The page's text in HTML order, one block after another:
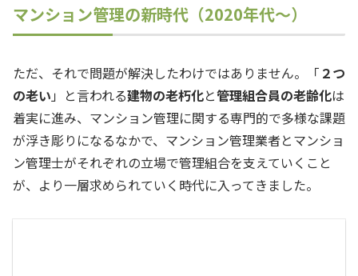
マンション管理の新時代（2020年代～）
ただ、それで問題が解決したわけではありません。「 ２つ
の老い 」と言われる建物の老朽化と管理組合員の老齢化は
着実に進み、マンション管理に関する専門的で多様な課題
が浮き彫りになるなかで、マンション管理業者とマンショ
ン管理士がそれぞれの立場で管理組合を支えていくこと
が、より一層求められていく時代に入ってきました。